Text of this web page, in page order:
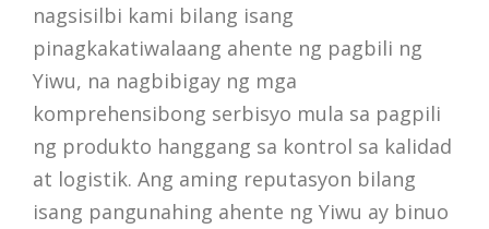
nagsisilbi kami bilang isang
pinagkakatiwalaang ahente ng pagbili ng
Yiwu, na nagbibigay ng mga
komprehensibong serbisyo mula sa pagpili
ng produkto hanggang sa kontrol sa kalidad
at logistik. Ang aming reputasyon bilang
isang pangunahing ahente ng Yiwu ay binuo